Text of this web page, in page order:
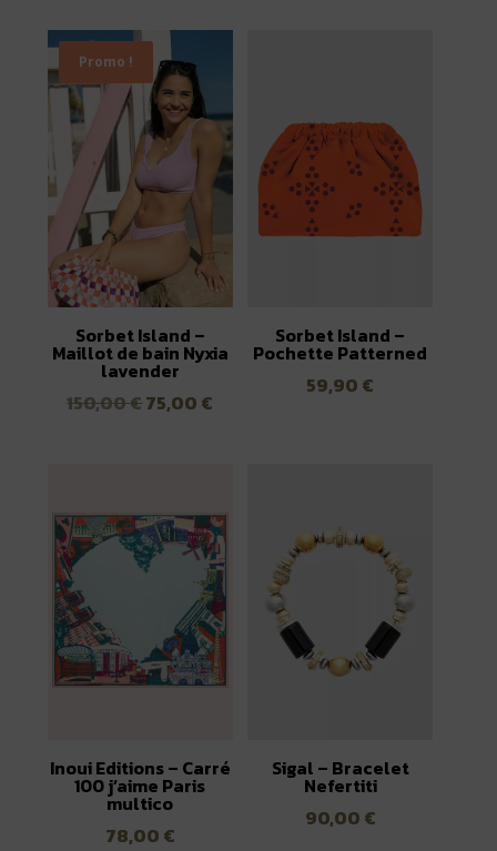
initial
était :
150,00 €.
actuel
Promo !
Sorbet Island –
Maillot de bain Nyxia
lavender
150,00€Le
150,00 €.
75,00 €
75,00 €.
Sorbet Island –
Pochette Patterned
59,90 €
Inoui Editions – Carré
100 j’aime Paris
multico
78,00 €
Sigal – Bracelet
Nefertiti
90,00 €